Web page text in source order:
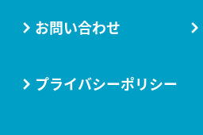
お問い合わせ
プライバシーポリシー